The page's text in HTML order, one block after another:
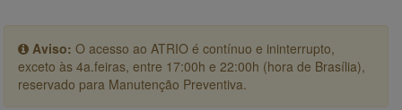
Aviso: O acesso ao ATRIO é contínuo e ininterrupto,
exceto às 4a.feiras, entre 17:00h e 22:00h (hora de Brasília),
reservado para Manutenção Preventiva.